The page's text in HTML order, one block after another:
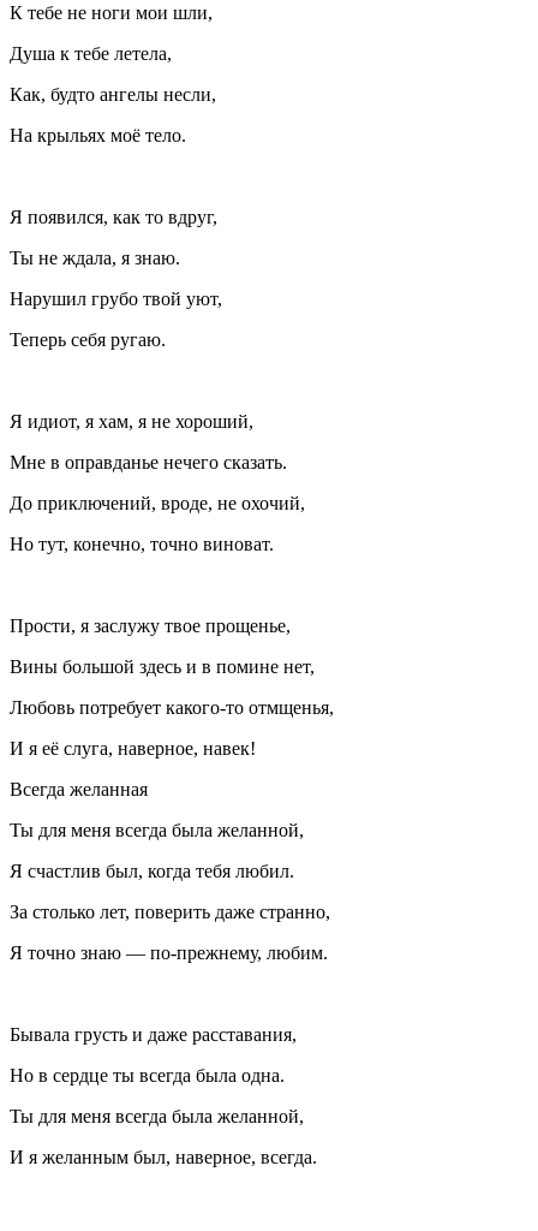
К тебе не ноги мои шли,
Душа к тебе летела,
Как, будто ангелы несли,
На крыльях моё тело.
Я появился, как то вдруг,
Ты не ждала, я знаю.
Нарушил грубо твой уют,
Теперь себя ругаю.
Я идиот, я хам, я не хороший,
Мне в оправданье нечего сказать.
До приключений, вроде, не охочий,
Но тут, конечно, точно виноват.
Прости, я заслужу твое прощенье,
Вины большой здесь и в помине нет,
Любовь потребует какого-то отмщенья,
И я её слуга, наверное, навек!
Всегда желанная
Ты для меня всегда была желанной,
Я счастлив был, когда тебя любил.
За столько лет, поверить даже странно,
Я точно знаю — по-прежнему, любим.
Бывала грусть и даже расставания,
Но в сердце ты всегда была одна.
Ты для меня всегда была желанной,
И я желанным был, наверное, всегда.